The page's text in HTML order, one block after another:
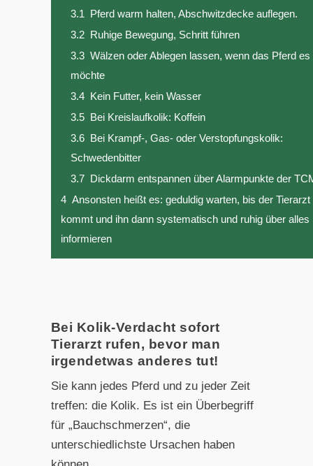
3.1 Pferd warm halten, Abschwitzdecke auflegen.
3.2 Ruhige Bewegung, Schritt führen
3.3 Wälzen oder Ablegen lassen, wenn das Pferd es
möchte
3.4 Kein Futter, kein Wasser
3.5 Bei Kreislaufkolik: Koffein
3.6 Bei Krampf-, Gas- oder Verstopfungskolik:
Schwedenbitter
3.7 Dickdarm entspannen über Alarmpunkte der
4 Ansonsten heißt es: geduldig warten, bis der Tierarzt
kommt und ihn dann systematisch und ruhig über alles
informieren
Bei Kolik-Verdacht sofort
Tierarzt rufen, bevor man
irgendetwas anderes tut!
Sie kann jedes Pferd und zu jeder Zeit
treffen: die Kolik. Es ist ein Überbegriff
für „Bauchschmerzen“, die
unterschiedlichste Ursachen haben